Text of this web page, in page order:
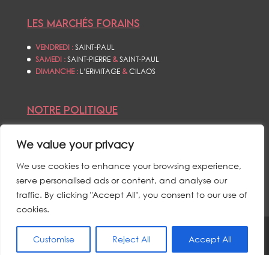
We value your privacy
We use cookies to enhance your browsing experience,
serve personalised ads or content, and analyse our
traffic. By clicking "Accept All", you consent to our use of
cookies.
Customise Reject All Accept All
LES MARCHÉS FORAINS
VENDREDI :SAINT-PAUL
SAMEDI :SAINT-PIERRE&SAINT-PAUL
DIMANCHE : L’ERMITAGE &CILAOS
NOTRE POLITIQUE
POLITIQUE DE CONFIDENTIALITÉS
© L’ŒIL DU CYCLONE - TOUS DROITS RÉSERVÉS - 2021